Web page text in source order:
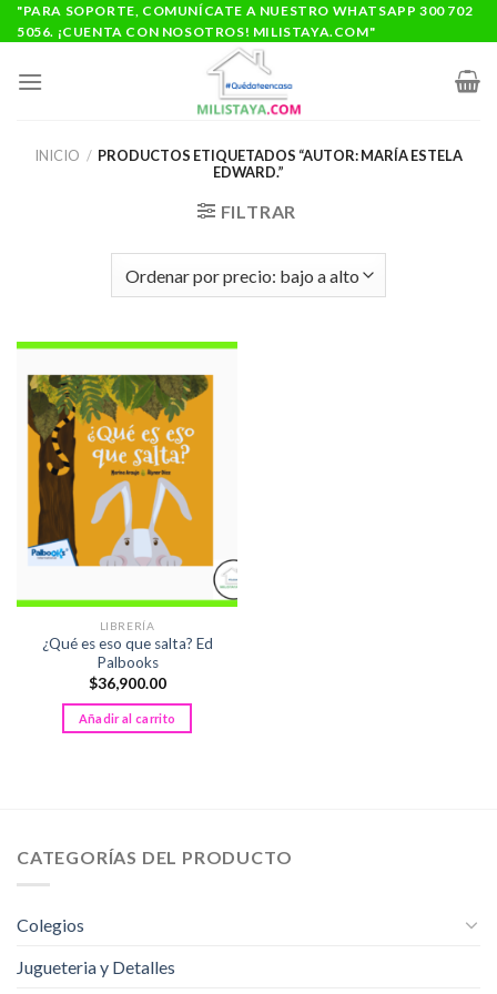
Saltar
al
"PARA SOPORTE, COMUNÍCATE A NUESTRO WHATSAPP 300 702
5056. ¡CUENTA CON NOSOTROS! MILISTAYA.COM"
INICIO / PRODUCTOS ETIQUETADOS “AUTOR: MARÍA ESTELA
EDWARD.”
FILTRAR
LIBRERÍA
¿Qué es eso que salta? Ed
Palbooks
$36,900.00
Añadir al carrito
CATEGORÍAS DEL PRODUCTO
Colegios
Jugueteria y Detalles